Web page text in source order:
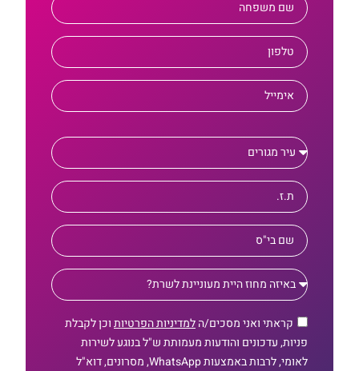
קראתי ואני מסכים/הלמדיניות הפרטיותוכן לקבלת
פניות, עדכונים והודעות מעמותת ש"ל בנוגע לשירות
לאומי, לרבות באמצעות WhatsApp, מסרונים, דוא"ל